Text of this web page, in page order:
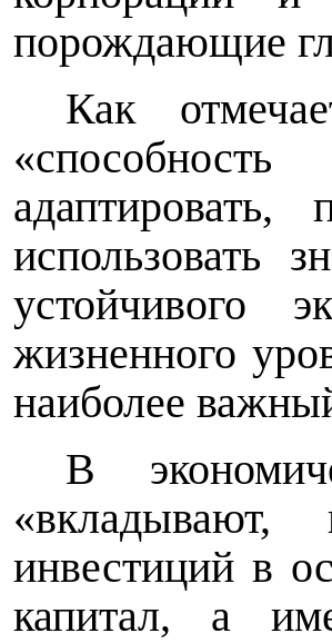
порождающие
Как
использовать
устойчивого
жизненного
наиболее
В
инвестиций в
капитал, а